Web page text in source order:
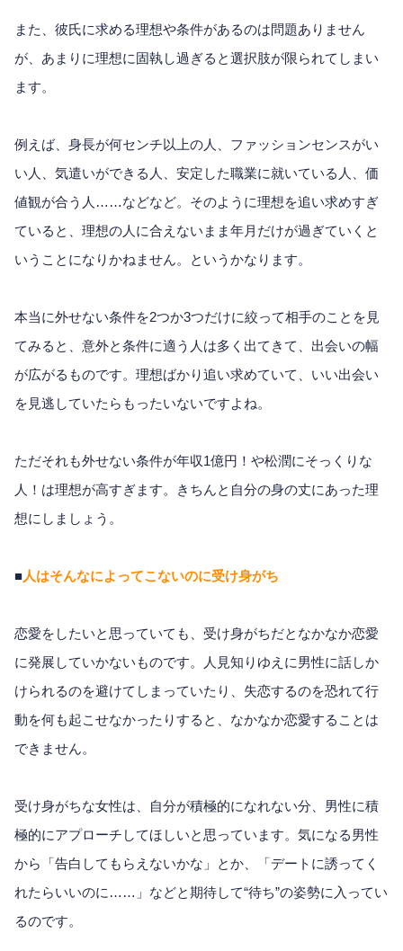
また、彼氏に求める理想や条件があるのは問題ありません
が、あまりに理想に固執し過ぎると選択肢が限られてしまい
ます。
例えば、身長が何センチ以上の人、ファッションセンスがい
い人、気遣いができる人、安定した職業に就いている人、価
値観が合う人……などなど。そのように理想を追い求めすぎ
ていると、理想の人に合えないまま年月だけが過ぎていくと
いうことになりかねません。というかなります。
本当に外せない条件を2つか3つだけに絞って相手のことを見
てみると、意外と条件に適う人は多く出てきて、出会いの幅
が広がるものです。理想ばかり追い求めていて、いい出会い
を見逃していたらもったいないですよね。
ただそれも外せない条件が年収1億円！や松潤にそっくりな
人！は理想が高すぎます。きちんと自分の身の丈にあった理
想にしましょう。
■人はそんなによってこないのに受け身がち
恋愛をしたいと思っていても、受け身がちだとなかなか恋愛
に発展していかないものです。人見知りゆえに男性に話しか
けられるのを避けてしまっていたり、失恋するのを恐れて行
動を何も起こせなかったりすると、なかなか恋愛することは
できません。
受け身がちな女性は、自分が積極的になれない分、男性に積
極的にアプローチしてほしいと思っています。気になる男性
から「告白してもらえないかな」とか、「デートに誘ってく
れたらいいのに……」などと期待して“待ち”の姿勢に入ってい
るのです。